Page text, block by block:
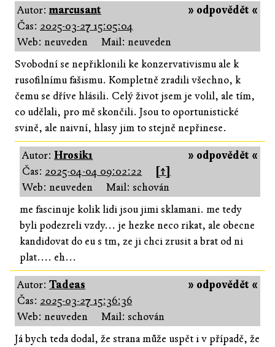
» odpovědět «
Autor:marcusant
Čas: 2025-03-27 15:05:04
Web: neuveden
Mail: neuveden
Svobodní se nepřiklonili ke konzervativismu ale k
rusofilnímu fašismu. Kompletně zradili všechno, k
čemu se dříve hlásili. Celý život jsem je volil, ale tím,
co udělali, pro mě skončili. Jsou to oportunistické
svině, ale naivní, hlasy jim to stejně nepřinese.
» odpovědět «
Autor:Hrosik1
Čas: 2025-04-04 09:02:22
[↑]
Web: neuveden
Mail: schován
me fascinuje kolik lidi jsou jimi sklamani. me tedy
byli podezreli vzdy... je hezke neco rikat, ale obecne
kandidovat do eu s tm, ze ji chci zrusit a brat od ni
plat.... eh...
» odpovědět «
Autor: Tadeas
Čas: 2025-03-27 15:36:36
Web: neuveden
Mail: schován
Já bych teda dodal, že strana může uspět i v případě, že